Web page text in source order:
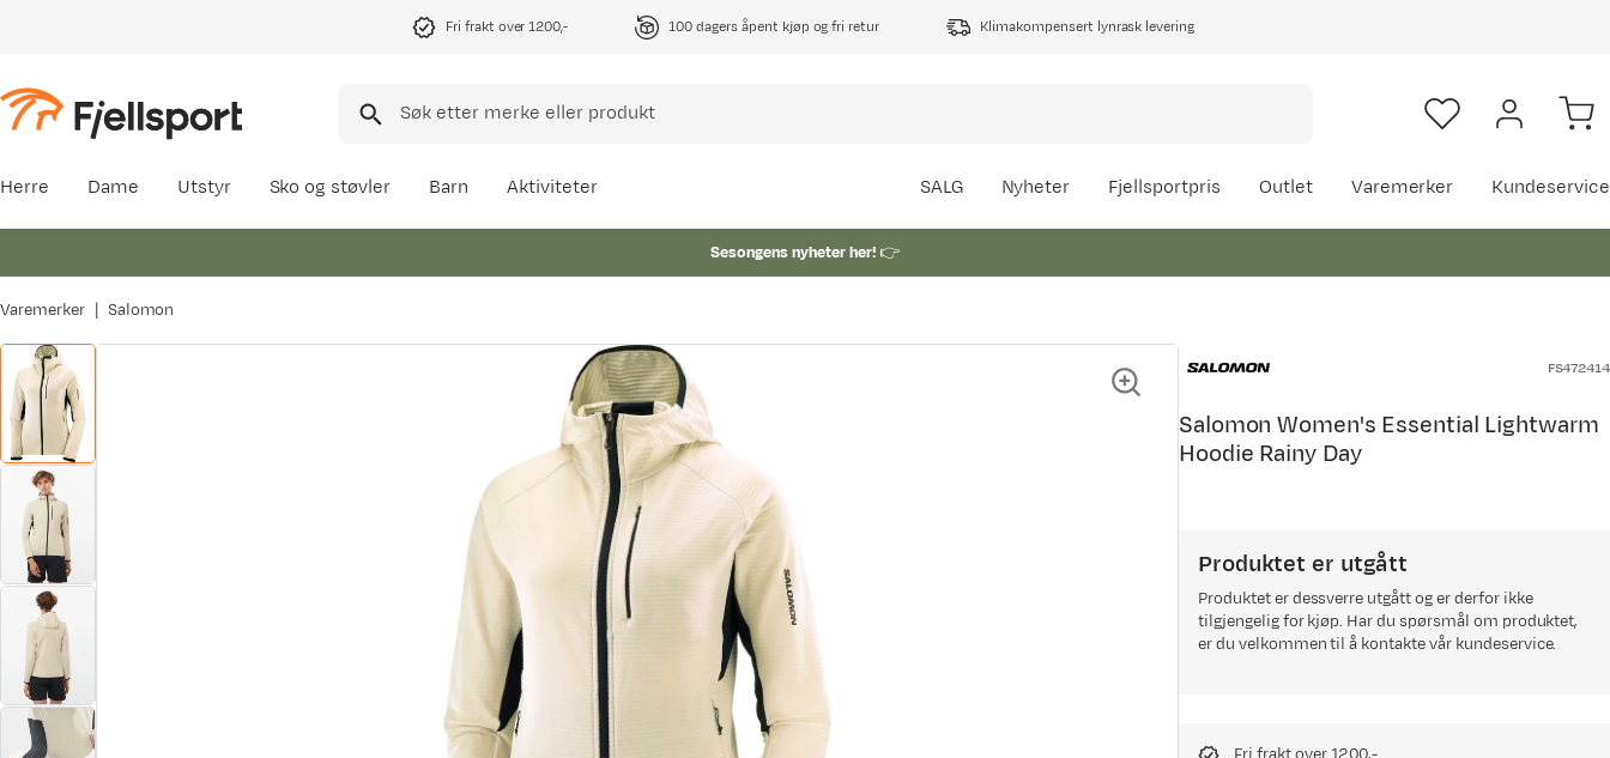
Fri frakt over 1200,- 100 dagers åpent kjøp og fri retur Klimakompensert lynrask levering
Herre Dame Utstyr Sko og støvler Barn Aktiviteter SALG Nyheter Fjellsportpris Outlet Varemerker Kundeservice
Sesongens nyheter her!👉
Varemerker Salomon
FS472414
Salomon Women's Essential Lightwarm
Hoodie Rainy Day
Produktet er utgått
Produktet er dessverre utgått og er derfor ikke
tilgjengelig for kjøp. Har du spørsmål om produktet,
er du velkommen til å kontakte vår kundeservice.